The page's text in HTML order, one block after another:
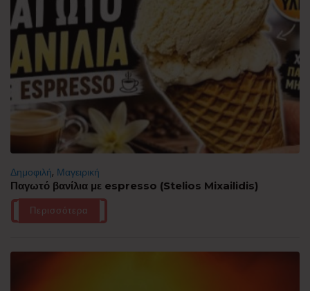
Δημοφιλή, Μαγειρική
Παγωτό βανίλια με espresso (Stelios Mixailidis)
Περισσότερα